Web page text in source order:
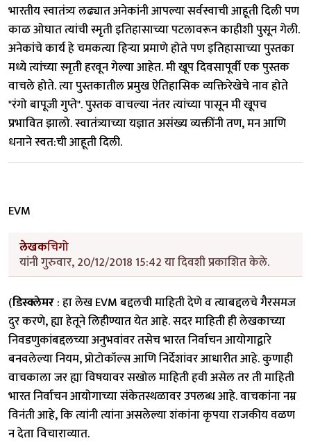
भारतीय स्वातंत्र्य लढ्यात अनेकांनी आपल्या सर्वस्वाची आहूती दिली पण
काळ ओघात त्यांची स्मृती इतिहासाच्या पटलावरून काहीशी पुसून गेली.
अनेकांचे कार्य हे चमकत्या हिऱ्या प्रमाणे होते पण इतिहासाच्या पुस्तका
मध्ये त्यांच्या स्मृती हरवून गेल्या आहेत. मी खूप दिवसापूर्वी एक पुस्तक
वाचले होते. त्या पुस्तकातील प्रमुख ऐतिहासिक व्यक्तिरेखेचे नाव होते
"रंगो बापूजी गुप्ते". पुस्तक वाचल्या नंतर त्यांच्या पासून मी खूपच
प्रभावित झालो. स्वातंत्र्याच्या यज्ञात असंख्य व्यक्तींनी तण, मन आणि
धनाने स्वत:ची आहूती दिली.
EVM
लेखकचिगो
यांनी गुरुवार, 20/12/2018 15:42 या दिवशी प्रकाशित केले.
(डिस्क्लेमर: हा लेख EVM बद्दलची माहिती देणे व त्याबद्दलचे गैरसमज
दुर करणे, ह्या हेतूने लिहीण्यात येत आहे. सदर माहिती ही लेखकाच्या
निवडणुकांबद्दलच्या अनुभवांवर तसेच भारत निर्वाचन आयोगाद्वारे
बनवलेल्या नियम, प्रोटोकॉल्स आणि निर्देशांवर आधारीत आहे. कुणाही
वाचकाला जर ह्या विषयावर सखोल माहिती हवी असेल तर ती माहिती
भारत निर्वाचन आयोगाच्या संकेतस्थळावर उपलब्ध आहे. वाचकांना नम्र
विनंती आहे, कि त्यांनी त्यांना असलेल्या शंकांना कृपया राजकीय वळण
न देता विचाराव्यात.